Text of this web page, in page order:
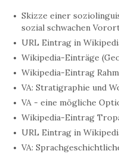
Skizze einer
sozial schwachen
URL Eintrag in
Wikipedia-Einträge
Wikipedia-Eintrag
VA: Stratigraphie und
VA - eine mögliche
Wikipedia-Eintrag
URL Eintrag in
VA: